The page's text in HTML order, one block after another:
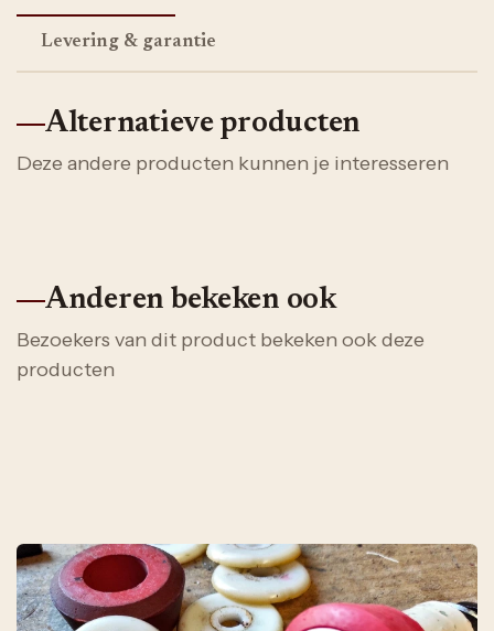
Levering & garantie
Alternatieve producten
Deze andere producten kunnen je interesseren
Anderen bekeken ook
Bezoekers van dit product bekeken ook deze
producten